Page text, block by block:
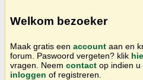
Welkom bezoeker
Maak gratis een account aan en
forum. Paswoord vergeten? klik
vragen. Neem contact op indien
inloggen of registreren.